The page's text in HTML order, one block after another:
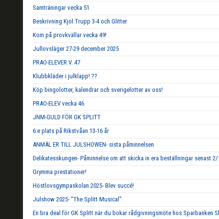
Samträningar vecka 51
Beskrivning Kjol Trupp 3-4 och Glitter
Kom på provkvällar vecka 49!
Jullovsläger 27-29 december 2025
PRAO-ELEVER V. 47
Klubbkläder i julklapp! ??
Köp bingolotter, kalendrar och sverigelotter av oss!
PRAO-ELEV vecka 46
JNM-GULD FÖR GK SPLITT
6:e plats på Rikstvåan 13-16 år
ANMÄL ER TILL JULSHOWEN- sista påminnelsen
Delikatesskungen- Påminnelse om att skicka in era beställningar senast 2/
Grymma prestationer!
Höstlovsgympaskolan 2025- Blev succé!
Julshow 2025- "The Splitt Musical"
En bra deal för GK Splitt när du bokar rådgivningsmöte hos Sparbanken